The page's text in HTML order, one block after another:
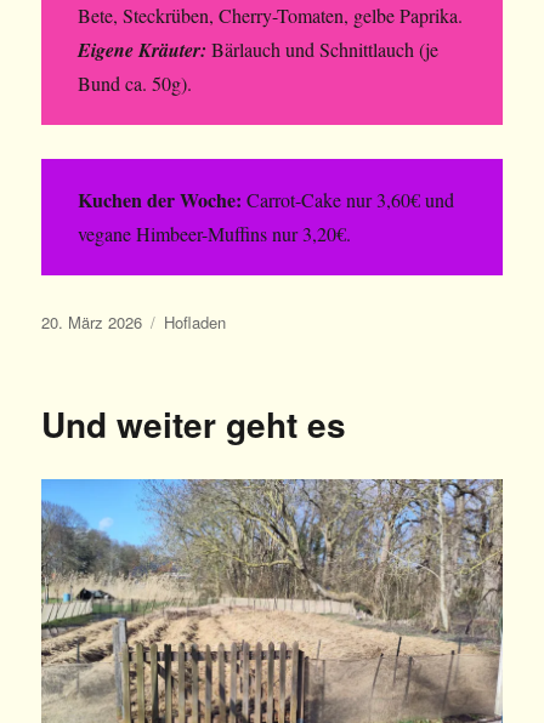
Bete, Steckrüben, Cherry-Tomaten, gelbe Paprika.
Eigene Kräuter: Bärlauch und Schnittlauch (je
Bund ca. 50g).
Kuchen der Woche: Carrot-Cake nur 3,60€ und
vegane Himbeer-Muffins nur 3,20€.
Veröffentlicht
20. März 2026 Kategorien
Hofladen
Und weiter geht es